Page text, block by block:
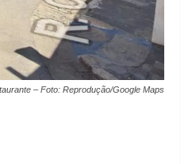
– Foto: Reprodução/Google Maps